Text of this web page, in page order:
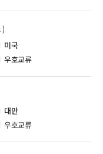
미국
)
우호교류
대만
우호교류